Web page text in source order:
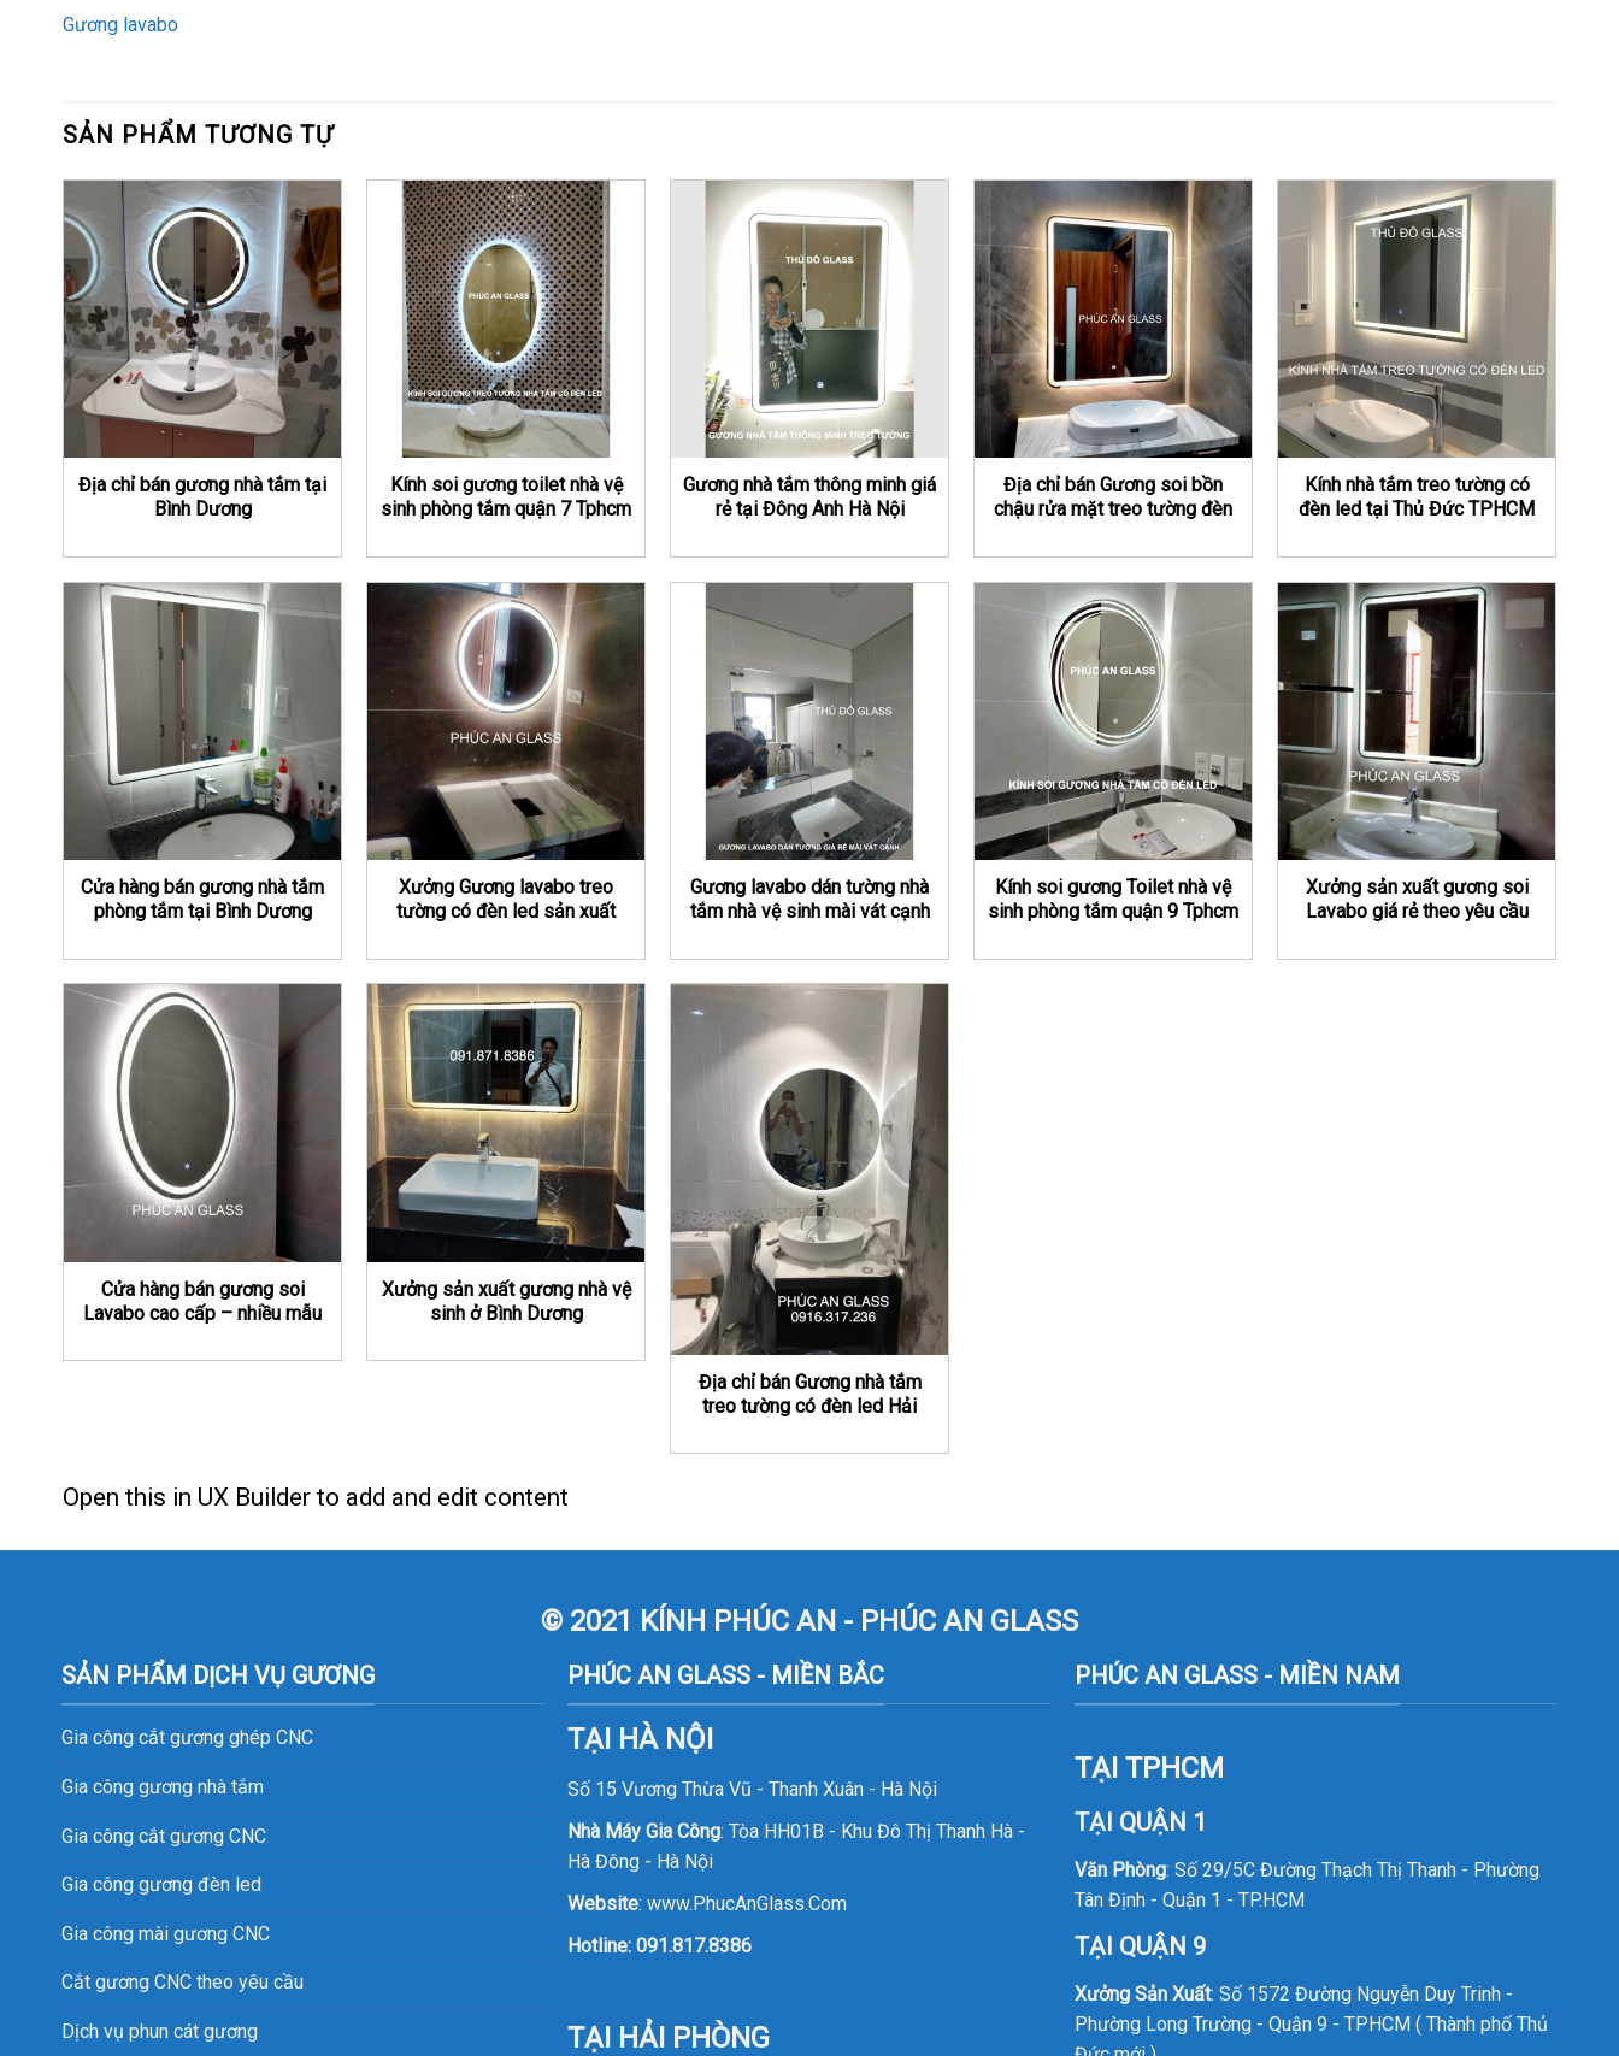
Gương lavabo
SẢN PHẨM TƯƠNG TỰ
Địa chỉ bán gương nhà tắm tại
Bình Dương
Kính soi gương toilet nhà vệ
sinh phòng tắm quận 7 Tphcm
Gương nhà tắm thông minh giá
rẻ tại Đông Anh Hà Nội
Địa chỉ bán Gương soi bồn
chậu rửa mặt treo tường đèn
Kính nhà tắm treo tường có
đèn led tại Thủ Đức TPHCM
Cửa hàng bán gương nhà tắm
phòng tắm tại Bình Dương
Xưởng Gương lavabo treo
tường có đèn led sản xuất
Gương lavabo dán tường nhà
tắm nhà vệ sinh mài vát cạnh
Kính soi gương Toilet nhà vệ
sinh phòng tắm quận 9 Tphcm
Xưởng sản xuất gương soi
Lavabo giá rẻ theo yêu cầu
Cửa hàng bán gương soi
Lavabo cao cấp – nhiều mẫu
Xưởng sản xuất gương nhà vệ
sinh ở Bình Dương
Địa chỉ bán Gương nhà tắm
treo tường có đèn led Hải
Open this in UX Builder to add and edit content
© 2021 KÍNH PHÚC AN - PHÚC AN GLASS
SẢN PHẨM DỊCH VỤ GƯƠNG
Gia công cắt gương ghép CNC
Gia công gương nhà tắm
Gia công cắt gương CNC
Gia công gương đèn led
Gia công mài gương CNC
Cắt gương CNC theo yêu cầu
Dịch vụ phun cát gương
PHÚC AN GLASS - MIỀN BẮC
TẠI HÀ NỘI
Số 15 Vương Thừa Vũ - Thanh Xuân - Hà Nội
Nhà Máy Gia Công: Tòa HH01B - Khu Đô Thị Thanh Hà -
Hà Đông - Hà Nội
Website:www.PhucAnGlass.Com
Hotline:091.817.8386
TẠI HẢI PHÒNG
PHÚC AN GLASS - MIỀN NAM
TẠI TPHCM
TẠI QUẬN 1
Văn Phòng: Số 29/5C Đường Thạch Thị Thanh - Phường
Tân Định - Quận 1 - TP.HCM
TẠI QUẬN 9
Xưởng Sản Xuất: Số 1572 Đường Nguyễn Duy Trinh -
Phường Long Trường - Quận 9 - TPHCM ( Thành phố Thủ